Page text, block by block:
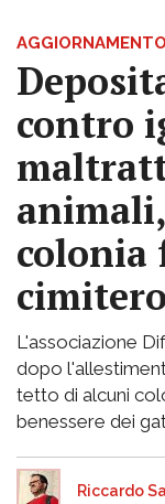
AGGIORNAMENTO
contro
colonia
cimitero
L'associazione
dopo
tetto di alcuni
benessere dei
Riccardo